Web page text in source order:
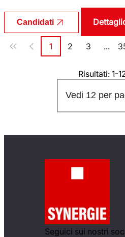
Candidati
Paginazione
Pagina
1 Pagina
2 Pagina
3 ...
Risultati: 1-
Vedi 12 per
Seguici sui nostri